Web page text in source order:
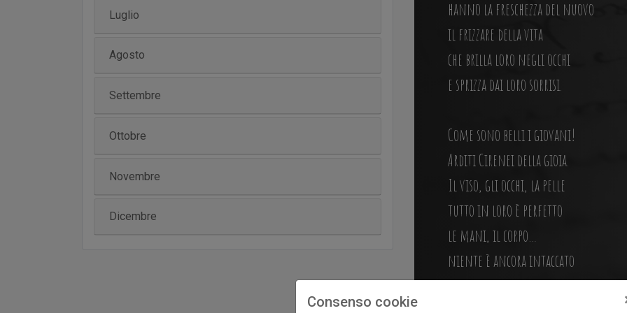
Consenso cookie
Luglio
Agosto
Settembre
Ottobre
Novembre
Dicembre
hanno la freschezza del nuovo
il frizzare della vita
che brilla loro negli occhi
e sprizza dai loro sorrisi.
Come sono belli i giovani!
Arditi Cirenei della gioia.
Il viso, gli occhi, la pelle
tutto in loro è perfetto
le mani, il corpo…
niente è ancora intaccato
dal tempo, dalle ore,